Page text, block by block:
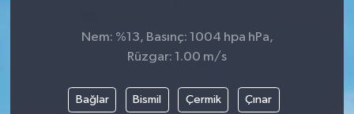
Nem: %13, Basınç: 1004 hpa hPa,
Rüzgar: 1.00 m/s
Bağlar Bismil Çermik Çınar
Yerel